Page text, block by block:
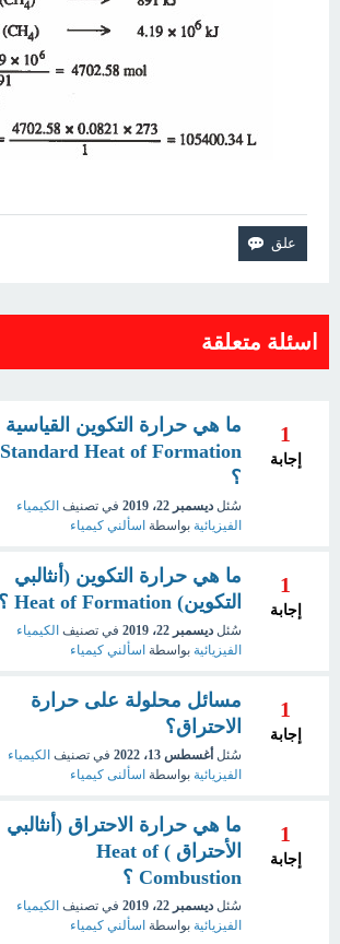
اسئلة متعلقة
1
إجابة
ما هي حرارة التكوين القياسية
Standard Heat of Formation
؟
سُئل ديسمبر 22، 2019 في تصنيف الكيمياء
الفيزيائية بواسطة اسألني كيمياء
1
إجابة
ما هي حرارة التكوين (أنثالبي
التكوين) Heat of Formation ؟
سُئل ديسمبر 22، 2019 في تصنيف الكيمياء
الفيزيائية بواسطة اسألني كيمياء
1
إجابة
مسائل محلولة على حرارة
الاحتراق؟
سُئل أغسطس 13، 2022 في تصنيف الكيمياء
الفيزيائية بواسطة اسألنى كيمياء
1
إجابة
ما هي حرارة الاحتراق (أنثالبي
الأحتراق ) Heat of
Combustion ؟
سُئل ديسمبر 22، 2019 في تصنيف الكيمياء
الفيزيائية بواسطة اسألني كيمياء